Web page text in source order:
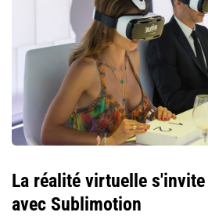
La réalité virtuelle
avec Sublimotion